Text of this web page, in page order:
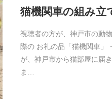
猫機関車の組み立
視聴者の方が、神戸市の動
際の お礼の品「猫機関車」
が、神戸市から猫部屋に届
ま…